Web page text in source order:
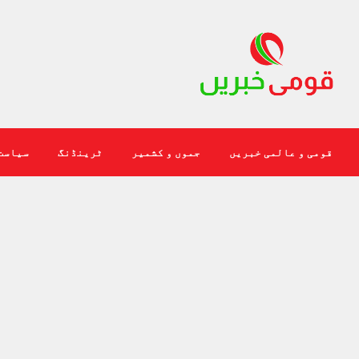
ٹرینڈنگ جموں و کشمیر قومی و عالمی خبریں